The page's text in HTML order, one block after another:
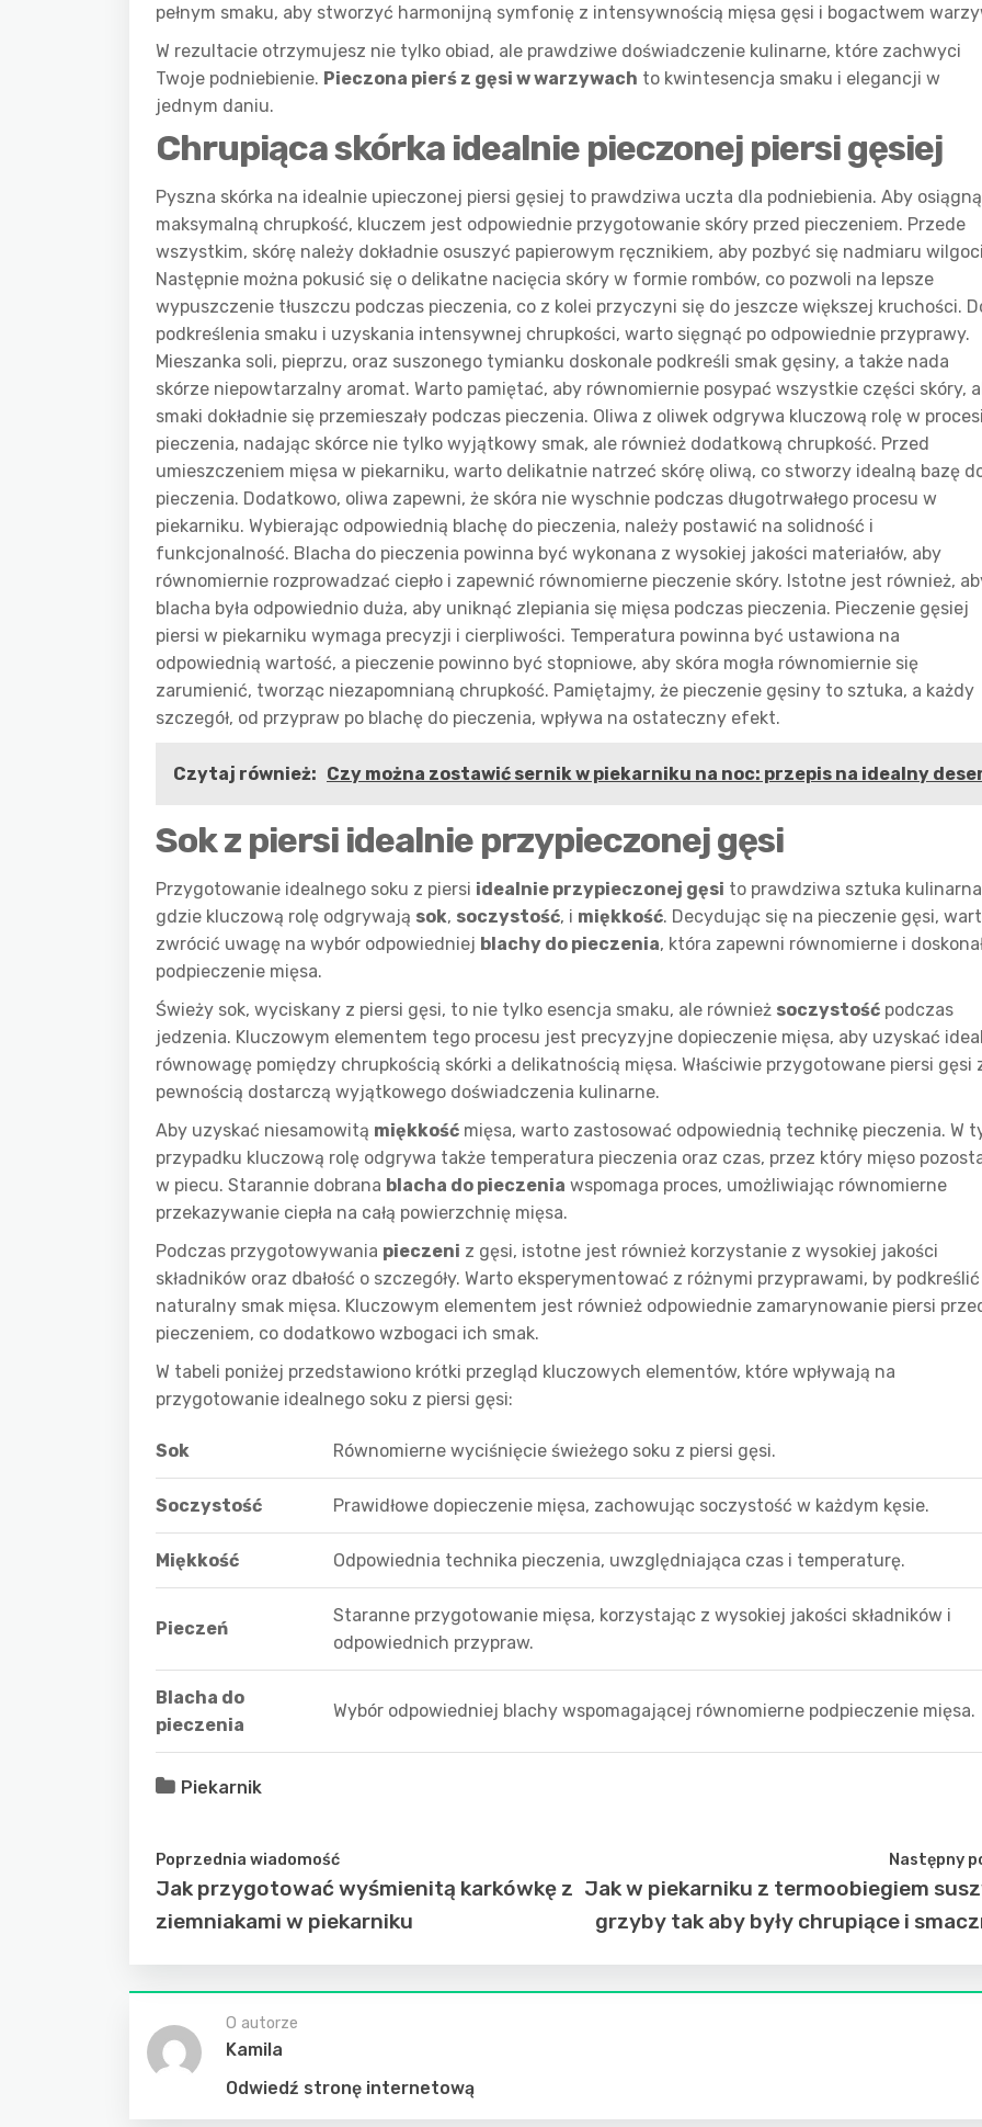
pełnym smaku, aby stworzyć harmonijną symfonię z intensywnością mięsa gęsi i bogactwem
W rezultacie otrzymujesz nie tylko obiad, ale prawdziwe doświadczenie kulinarne, które zachwyci
Twoje podniebienie. Pieczona pierś z gęsi w warzywach to kwintesencja smaku i elegancji w
jednym daniu.
Chrupiąca skórka idealnie pieczonej piersi gęsiej
Pyszna skórka na idealnie upieczonej piersi gęsiej to prawdziwa uczta dla podniebienia. Aby
maksymalną chrupkość, kluczem jest odpowiednie przygotowanie skóry przed pieczeniem. Przede
wszystkim, skórę należy dokładnie osuszyć papierowym ręcznikiem, aby pozbyć się nadmiaru
Następnie można pokusić się o delikatne nacięcia skóry w formie rombów, co pozwoli na lepsze
wypuszczenie tłuszczu podczas pieczenia, co z kolei przyczyni się do jeszcze większej kruchości.
podkreślenia smaku i uzyskania intensywnej chrupkości, warto sięgnąć po odpowiednie przyprawy.
Mieszanka soli, pieprzu, oraz suszonego tymianku doskonale podkreśli smak gęsiny, a także nada
skórze niepowtarzalny aromat. Warto pamiętać, aby równomiernie posypać wszystkie części skóry,
smaki dokładnie się przemieszały podczas pieczenia. Oliwa z oliwek odgrywa kluczową rolę w
pieczenia, nadając skórce nie tylko wyjątkowy smak, ale również dodatkową chrupkość. Przed
umieszczeniem mięsa w piekarniku, warto delikatnie natrzeć skórę oliwą, co stworzy idealną bazę
pieczenia. Dodatkowo, oliwa zapewni, że skóra nie wyschnie podczas długotrwałego procesu w
piekarniku. Wybierając odpowiednią blachę do pieczenia, należy postawić na solidność i
funkcjonalność. Blacha do pieczenia powinna być wykonana z wysokiej jakości materiałów, aby
równomiernie rozprowadzać ciepło i zapewnić równomierne pieczenie skóry. Istotne jest również,
blacha była odpowiednio duża, aby uniknąć zlepiania się mięsa podczas pieczenia. Pieczenie gęsiej
piersi w piekarniku wymaga precyzji i cierpliwości. Temperatura powinna być ustawiona na
odpowiednią wartość, a pieczenie powinno być stopniowe, aby skóra mogła równomiernie się
zarumienić, tworząc niezapomnianą chrupkość. Pamiętajmy, że pieczenie gęsiny to sztuka, a każdy
szczegół, od przypraw po blachę do pieczenia, wpływa na ostateczny efekt.
Czytaj również: Czy można zostawić sernik w piekarniku na noc: przepis na idealny
Sok z piersi idealnie przypieczonej gęsi
Przygotowanie idealnego soku z piersi idealnie przypieczonej gęsi to prawdziwa sztuka
gdzie kluczową rolę odgrywają sok, soczystość, i miękkość. Decydując się na pieczenie gęsi,
zwrócić uwagę na wybór odpowiedniej blachy do pieczenia, która zapewni równomierne i
podpieczenie mięsa.
Świeży sok, wyciskany z piersi gęsi, to nie tylko esencja smaku, ale również soczystość podczas
jedzenia. Kluczowym elementem tego procesu jest precyzyjne dopieczenie mięsa, aby uzyskać
równowagę pomiędzy chrupkością skórki a delikatnością mięsa. Właściwie przygotowane piersi gęsi
pewnością dostarczą wyjątkowego doświadczenia kulinarne.
Aby uzyskać niesamowitą miękkość mięsa, warto zastosować odpowiednią technikę pieczenia. W
przypadku kluczową rolę odgrywa także temperatura pieczenia oraz czas, przez który mięso
w piecu. Starannie dobrana blacha do pieczenia wspomaga proces, umożliwiając równomierne
przekazywanie ciepła na całą powierzchnię mięsa.
Podczas przygotowywania pieczeni z gęsi, istotne jest również korzystanie z wysokiej jakości
składników oraz dbałość o szczegóły. Warto eksperymentować z różnymi przyprawami, by podkreślić
naturalny smak mięsa. Kluczowym elementem jest również odpowiednie zamarynowanie piersi
pieczeniem, co dodatkowo wzbogaci ich smak.
W tabeli poniżej przedstawiono krótki przegląd kluczowych elementów, które wpływają na
przygotowanie idealnego soku z piersi gęsi:
Sok Równomierne wyciśnięcie świeżego soku z piersi gęsi.
Soczystość Prawidłowe dopieczenie mięsa, zachowując soczystość w każdym kęsie.
Miękkość Odpowiednia technika pieczenia, uwzględniająca czas i temperaturę.
Pieczeń
Staranne przygotowanie mięsa, korzystając z wysokiej jakości składników i
odpowiednich przypraw.
Blacha do
pieczenia
Wybór odpowiedniej blachy wspomagającej równomierne podpieczenie mięsa.
Piekarnik
Poprzednia wiadomość
Jak przygotować wyśmienitą karkówkę z
ziemniakami w piekarniku
Następny
Jak w piekarniku z termoobiegiem
grzyby tak aby były chrupiące i
O autorze
Kamila
Odwiedź stronę internetową